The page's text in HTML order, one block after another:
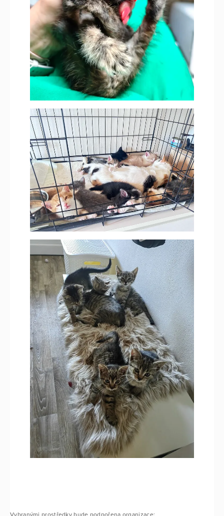
Vybranými prostředky bude podpořena organizace: